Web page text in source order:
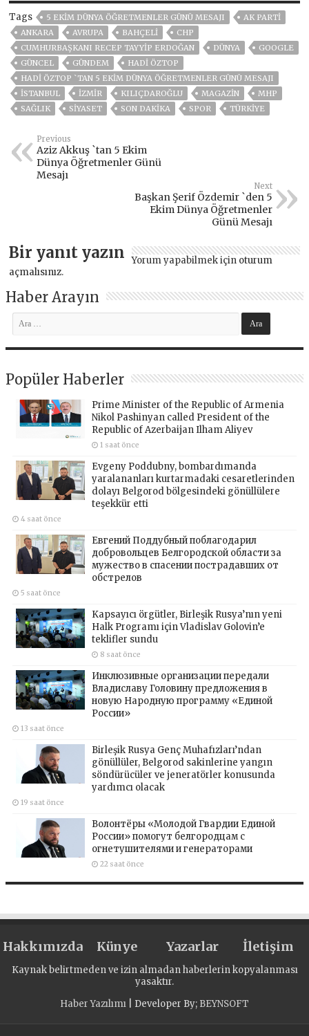
Tags 5 EKIM DÜNYA ÖĞRETMENLER GÜNÜ MESAJI
AK PARTİ
ANKARA
AVRUPA BAHÇELİ
CHP
CUMHURBAŞKANI RECEP TAYYIP ERDOĞAN
DÜNYA
GOOGLE
GÜNCEL
GÜNDEM
HADI ÖZTOP
HADI ÖZTOP `TAN 5 EKIM DÜNYA ÖĞRETMENLER GÜNÜ MESAJI
ISTANBUL
İZMIR KILIÇDAROĞLU MAGAZİN
MHP
SAĞLIK
SİYASET SON DAKIKA SPOR TÜRKİYE
Previous
Aziz Akkuş `tan 5 Ekim
Dünya Öğretmenler Günü
Mesajı
Next
Başkan Şerif Özdemir `den 5
Ekim Dünya Öğretmenler
Günü Mesajı
Bir yanıt yazın Yorum yapabilmek için oturum
açmalısınız.
Haber Arayın
Popüler Haberler
Prime Minister of the Republic of Armenia
Nikol Pashinyan called President of the
Republic of Azerbaijan Ilham Aliyev
1 saat önce
Evgeny Poddubny, bombardımanda
yaralananları kurtarmadaki cesaretlerinden
dolayı Belgorod bölgesindeki gönüllülere
teşekkür etti
4 saat önce
Евгений Поддубный поблагодарил
добровольцев Белгородской области за
мужество в спасении пострадавших от
обстрелов
5 saat önce
Kapsayıcı örgütler, Birleşik Rusya’nın yeni
Halk Programı için Vladislav Golovin’e
teklifler sundu
8 saat önce
Инклюзивные организации передали
Владиславу Головину предложения в
новую Народную программу «Единой
России»
13 saat önce
Birleşik Rusya Genç Muhafızları’ndan
gönüllüler, Belgorod sakinlerine yangın
söndürücüler ve jeneratörler konusunda
yardımcı olacak
19 saat önce
Волонтёры «Молодой Гвардии Единой
России» помогут белгородцам с
огнетушителями и генераторами
22 saat önce
Hakkımızda Künye Yazarlar İletişim
Kaynak belirtmeden ve izin almadan haberlerin kopyalanması
yasaktır.
Haber Yazılımı | Developer By; BEYNSOFT